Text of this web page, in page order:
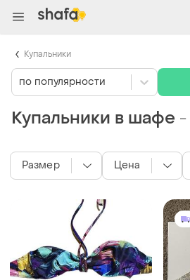
Купальники в шафе -
Размер Цена
по популярности
Купальники